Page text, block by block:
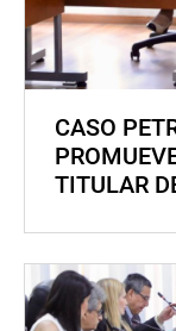
CASO
TITULAR